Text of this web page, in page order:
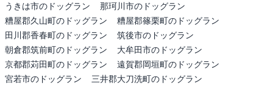
うきは市のドッグラン
那珂川市のドッグラン
糟屋郡久山町のドッグラン
糟屋郡篠栗町のドッグラン
田川郡香春町のドッグラン
筑後市のドッグラン
朝倉郡筑前町のドッグラン
大牟田市のドッグラン
京都郡苅田町のドッグラン
遠賀郡岡垣町のドッグラン
宮若市のドッグラン
三井郡大刀洗町のドッグラン